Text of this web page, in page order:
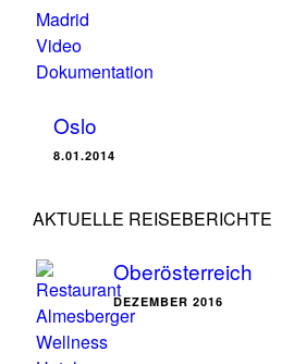
Oslo
8.01.2014
AKTUELLE REISEBERICHTE
Oberösterreich
DEZEMBER 2016